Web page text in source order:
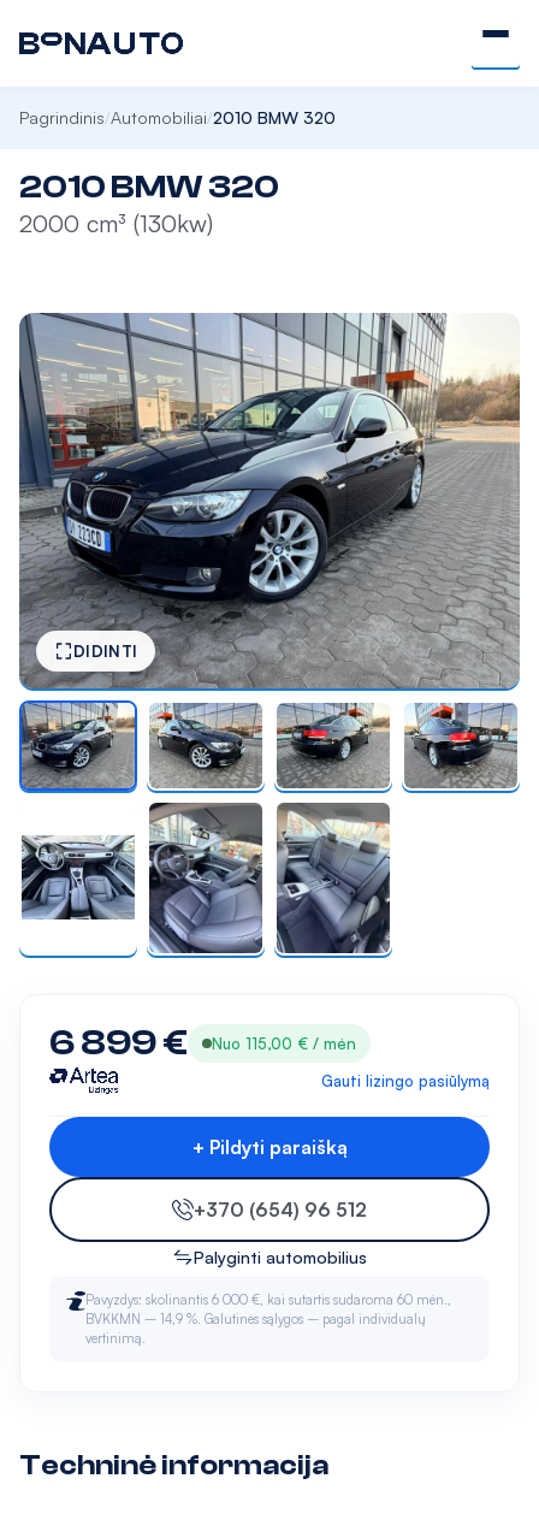
Pagrindinis/Automobiliai/2010 BMW 320
2010 BMW 320
2000 cm³ (130kw)
DIDINTI
6 899 €
Nuo 115,00 € / mėn
Gauti lizingo pasiūlymą
+ Pildyti paraišką
+370 (654) 96 512
Palyginti automobilius
Pavyzdys: skolinantis 6 000 €, kai sutartis sudaroma 60 mėn.,
BVKKMN – 14,9 %. Galutinės sąlygos – pagal individualų
vertinimą.
Techninė informacija